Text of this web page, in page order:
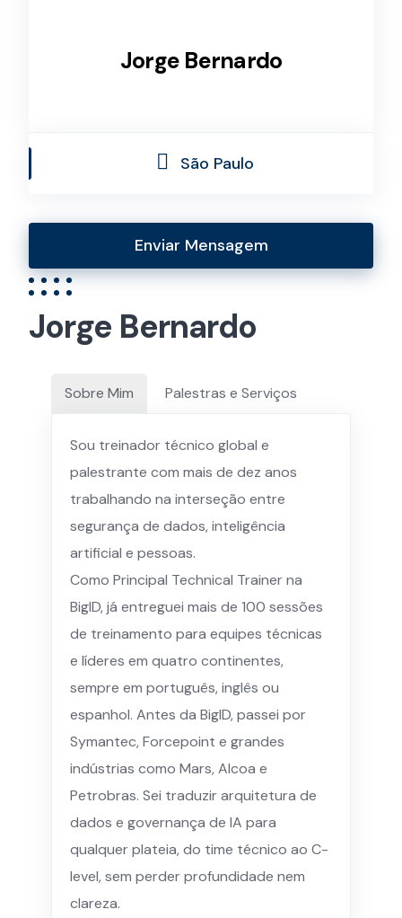
Jorge Bernardo
São Paulo
Enviar Mensagem
Jorge Bernardo
Sobre Mim Palestras e Serviços
Sou treinador técnico global e
palestrante com mais de dez anos
trabalhando na interseção entre
segurança de dados, inteligência
artificial e pessoas.
Como Principal Technical Trainer na
BigID, já entreguei mais de 100 sessões
de treinamento para equipes técnicas
e líderes em quatro continentes,
sempre em português, inglês ou
espanhol. Antes da BigID, passei por
Symantec, Forcepoint e grandes
indústrias como Mars, Alcoa e
Petrobras. Sei traduzir arquitetura de
dados e governança de IA para
qualquer plateia, do time técnico ao C-
level, sem perder profundidade nem
clareza.